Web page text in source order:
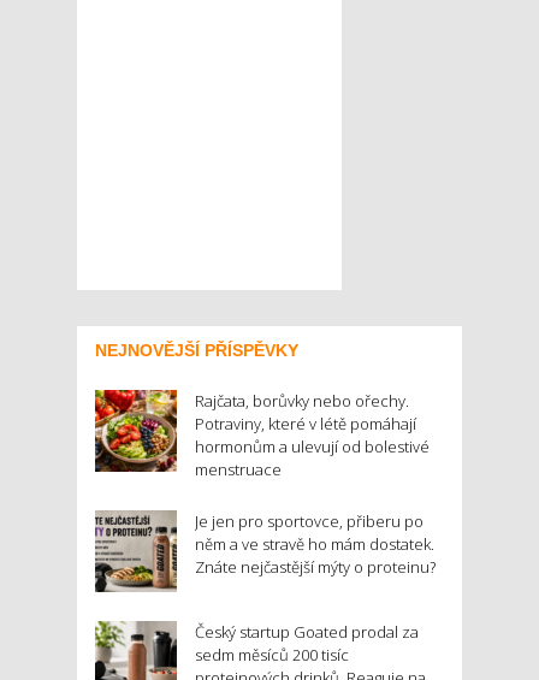
NEJNOVĚJŠÍ PŘÍSPĚVKY
Rajčata, borůvky nebo ořechy.
Potraviny, které v létě pomáhají
hormonům a ulevují od bolestivé
menstruace
Je jen pro sportovce, přiberu po
něm a ve stravě ho mám dostatek.
Znáte nejčastější mýty o proteinu?
Český startup Goated prodal za
sedm měsíců 200 tisíc